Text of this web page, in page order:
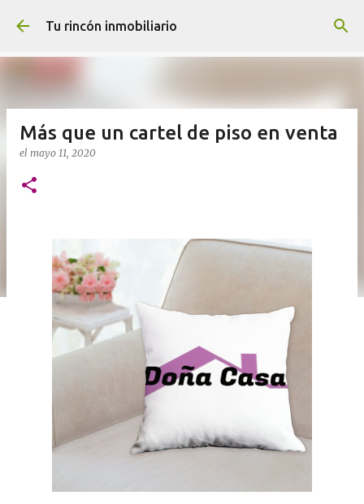
Ir al contenido principal
Tu rincón inmobiliario
Más que un cartel de piso en venta
el mayo 11, 2020